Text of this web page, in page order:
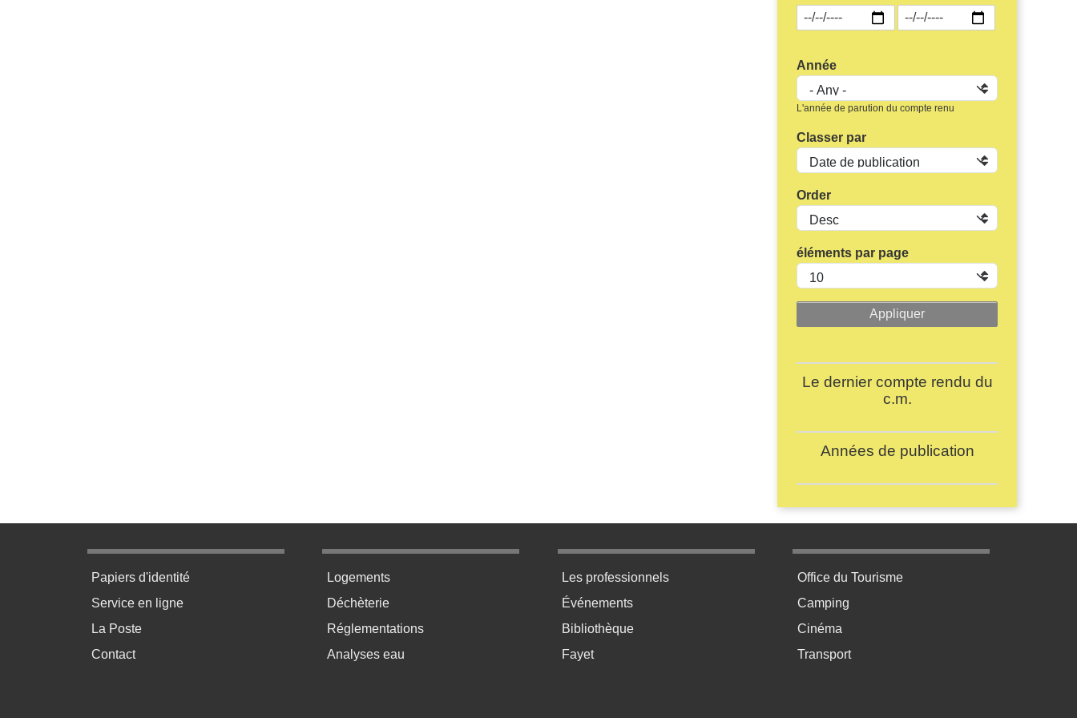
Année
L'année de parution du compte renu
Classer par
Order
éléments par page
Le dernier compte rendu du
c.m.
Années de publication
Menu pratique bas de page 1
Papiers d'identité
Service en ligne
La Poste
Contact
Menu pratique bas de page 2
Logements
Déchèterie
Réglementations
Analyses eau
Menu pratique bas de page 3
Les professionnels
Événements
Bibliothèque
Fayet
Menu pratique bas de page 4
Office du Tourisme
Camping
Cinéma
Transport